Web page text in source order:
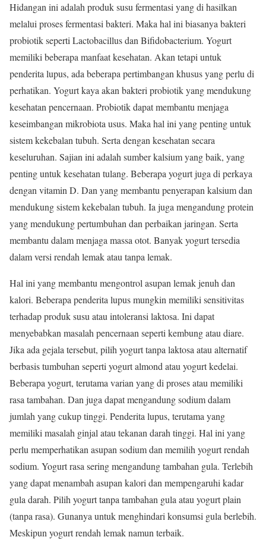
Hidangan ini adalah produk susu fermentasi yang di hasilkan
melalui proses fermentasi bakteri. Maka hal ini biasanya bakteri
probiotik seperti Lactobacillus dan Bifidobacterium. Yogurt
memiliki beberapa manfaat kesehatan. Akan tetapi untuk
penderita lupus, ada beberapa pertimbangan khusus yang perlu di
perhatikan. Yogurt kaya akan bakteri probiotik yang mendukung
kesehatan pencernaan. Probiotik dapat membantu menjaga
keseimbangan mikrobiota usus. Maka hal ini yang penting untuk
sistem kekebalan tubuh. Serta dengan kesehatan secara
keseluruhan. Sajian ini adalah sumber kalsium yang baik, yang
penting untuk kesehatan tulang. Beberapa yogurt juga di perkaya
dengan vitamin D. Dan yang membantu penyerapan kalsium dan
mendukung sistem kekebalan tubuh. Ia juga mengandung protein
yang mendukung pertumbuhan dan perbaikan jaringan. Serta
membantu dalam menjaga massa otot. Banyak yogurt tersedia
dalam versi rendah lemak atau tanpa lemak.
Hal ini yang membantu mengontrol asupan lemak jenuh dan
kalori. Beberapa penderita lupus mungkin memiliki sensitivitas
terhadap produk susu atau intoleransi laktosa. Ini dapat
menyebabkan masalah pencernaan seperti kembung atau diare.
Jika ada gejala tersebut, pilih yogurt tanpa laktosa atau alternatif
berbasis tumbuhan seperti yogurt almond atau yogurt kedelai.
Beberapa yogurt, terutama varian yang di proses atau memiliki
rasa tambahan. Dan juga dapat mengandung sodium dalam
jumlah yang cukup tinggi. Penderita lupus, terutama yang
memiliki masalah ginjal atau tekanan darah tinggi. Hal ini yang
perlu memperhatikan asupan sodium dan memilih yogurt rendah
sodium. Yogurt rasa sering mengandung tambahan gula. Terlebih
yang dapat menambah asupan kalori dan mempengaruhi kadar
gula darah. Pilih yogurt tanpa tambahan gula atau yogurt plain
(tanpa rasa). Gunanya untuk menghindari konsumsi gula berlebih.
Meskipun yogurt rendah lemak namun terbaik.